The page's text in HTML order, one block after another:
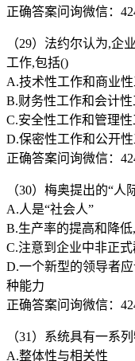
正确答案问询微信：
（29）法约尔认为,企
工作,包括()
A.技术性工作和商业
B.财务性工作和会计
C.安全性工作和管理
D.保密性工作和公开
正确答案问询微信：
（30）梅奥提出的“
A.人是“社会人”
B.生产率的提高和降
C.注意到企业中非正
D.一个新型的领导者
种能力
正确答案问询微信：
（31）系统具有一系
A.整体性与相关性